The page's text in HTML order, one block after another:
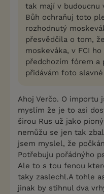
tak mají v budoucnu
Bůh ochraňuj toto
rozhodnutý
přesvědčila o tom,
moskeváka, v FCI
předchozím fórem a
přidávám foto
Ahoj Verčo. O importu
myslím že je to asi
širou Rus už jako
nemůžu se jen tak
jsem myslel, že
Potřebuju pořádnýho
Ale to s tou fenou
taky zaslechl.A tohle
jinak by stihnul dva